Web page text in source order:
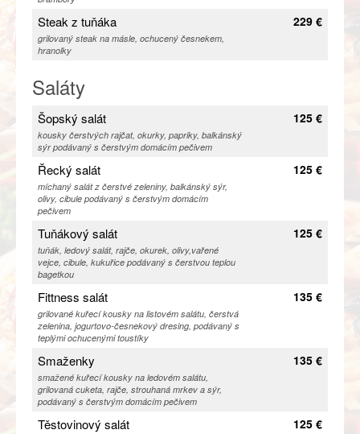
Steak z tuňáka
grilovaný steak na másle, ochucený česnekem,
hranolky
229 €
Saláty
Šopský salát
kousky čerstvých rajčat, okurky, papriky, balkánský
sýr podávaný s čerstvým domácím pečivem
125 €
Řecký salát
míchaný salát z čerstvé zeleniny, balkánský sýr,
olivy, cibule podávaný s čerstvým domácím
pečivem
125 €
Tuňákový salát
tuňák, ledový salát, rajče, okurek, olivy,vařené
vejce, cibule, kukuřice podávaný s čerstvou teplou
bagetkou
125 €
Fittness salát
grilované kuřecí kousky na listovém salátu, čerstvá
zelenina, jogurtovo-česnekový dresing, podávaný s
teplými ochucenými toustíky
135 €
Smaženky
smažené kuřecí kousky na ledovém salátu,
grilovaná cuketa, rajče, strouhaná mrkev a sýr,
podávaný s čerstvým domácím pečivem
135 €
Těstovinový salát 125 €